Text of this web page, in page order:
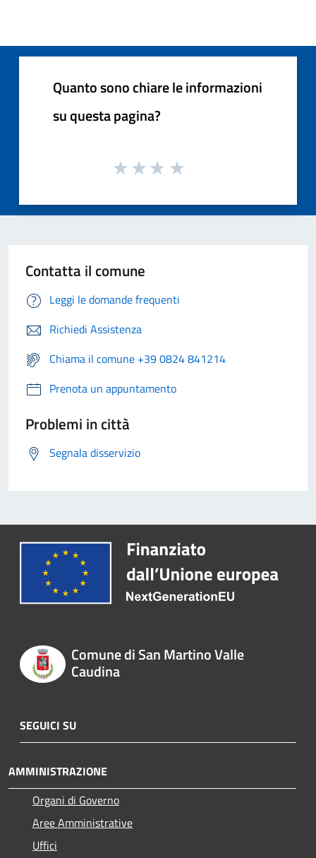
Quanto sono chiare le informazioni
su questa pagina?
Contatta il comune
Leggi le domande frequenti
Richiedi Assistenza
Chiama il comune +39 0824 841214
Prenota un appuntamento
Problemi in città
Segnala disservizio
Comune di San Martino Valle
Caudina
SEGUICI SU
AMMINISTRAZIONE
Organi di Governo
Aree Amministrative
Uffici